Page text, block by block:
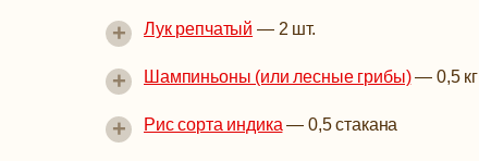
Лук репчатый — 2 шт.
+
Шампиньоны (или лесные грибы)— 0,5 кг
+
Рис сорта индика — 0,5 стакана
+